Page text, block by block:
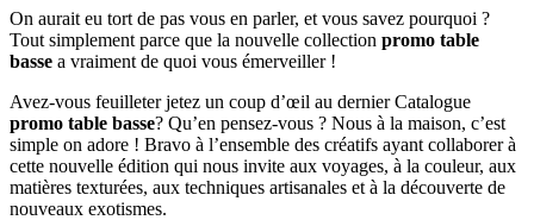
On aurait eu tort de pas vous en parler, et vous savez pourquoi ?
Tout simplement parce que la nouvelle collection promo table
basse a vraiment de quoi vous émerveiller !
Avez-vous feuilleter jetez un coup d’œil au dernier Catalogue
promo table basse? Qu’en pensez-vous ? Nous à la maison, c’est
simple on adore ! Bravo à l’ensemble des créatifs ayant collaborer à
cette nouvelle édition qui nous invite aux voyages, à la couleur, aux
matières texturées, aux techniques artisanales et à la découverte de
nouveaux exotismes.